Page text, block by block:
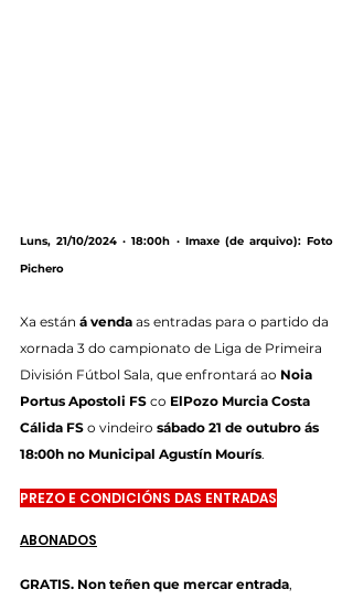
Luns, 21/10/2024 · 18:00h · Imaxe (de arquivo): Foto
Pichero
Xa están á venda as entradas para o partido da
xornada 3 do campionato de Liga de Primeira
División Fútbol Sala, que enfrontará ao Noia
Portus Apostoli FS co ElPozo Murcia Costa
Cálida FS o vindeiro sábado 21 de outubro ás
18:00h no Municipal Agustín Mourís.
PREZO E CONDICIÓNS DAS ENTRADAS
ABONADOS
GRATIS. Non teñen que mercar entrada,